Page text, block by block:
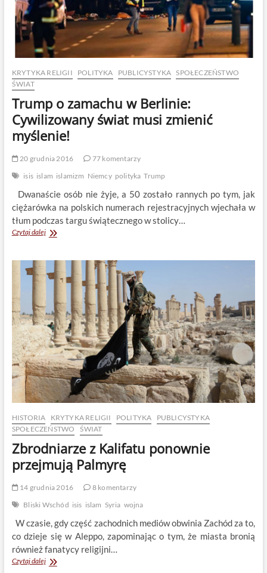
KRYTYKA RELIGII POLITYKA PUBLICYSTYKA SPOŁECZEŃSTWO
ŚWIAT
Trump o zamachu w Berlinie:
Cywilizowany świat musi zmienić
myślenie!
20 grudnia 2016
77 komentarzy
isis islam islamizm Niemcy polityka Trump
Dwanaście osób nie żyje, a 50 zostało rannych po tym, jak
ciężarówka na polskich numerach rejestracyjnych wjechała w
tłum podczas targu świątecznego w stolicy…
Czytaj dalejTrump
Berlinie:
Cywilizowany
musi
zmienić
myślenie!
HISTORIA KRYTYKA RELIGII POLITYKA
PUBLICYSTYKA
SPOŁECZEŃSTWO
ŚWIAT
Zbrodniarze z Kalifatu ponownie
przejmują Palmyrę
14 grudnia 2016
8 komentarzy
Bliski Wschód isis islam Syria wojna
W czasie, gdy część zachodnich mediów obwinia Zachód za to,
co dzieje się w Aleppo, zapominając o tym, że miasta bronią
również fanatycy religijni…
Czytaj dalejZbrodniarze